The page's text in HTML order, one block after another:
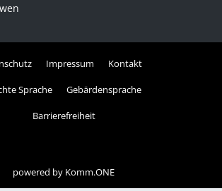
Impressum Kontakt
Sprache Gebärdensprache
Barrierefreiheit
powered by Komm.ONE